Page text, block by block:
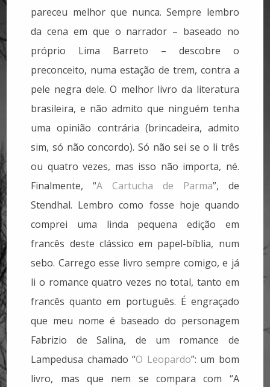
pareceu melhor que nunca. Sempre lembro
da cena em que o narrador – baseado no
próprio Lima Barreto – descobre o
preconceito, numa estação de trem, contra a
pele negra dele. O melhor livro da literatura
brasileira, e não admito que ninguém tenha
uma opinião contrária (brincadeira, admito
sim, só não concordo). Só não sei se o li três
ou quatro vezes, mas isso não importa, né.
Finalmente, “A Cartucha de Parma”, de
Stendhal. Lembro como fosse hoje quando
comprei uma linda pequena edição em
francês deste clássico em papel-bíblia, num
sebo. Carrego esse livro sempre comigo, e já
li o romance quatro vezes no total, tanto em
francês quanto em português. É engraçado
que meu nome é baseado do personagem
Fabrizio de Salina, de um romance de
Lampedusa chamado “O Leopardo”: um bom
livro, mas que nem se compara com “A